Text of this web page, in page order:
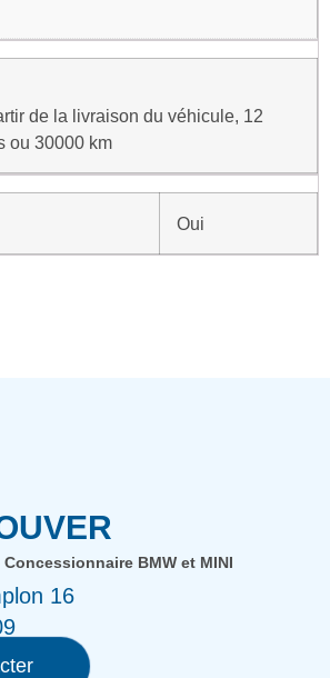
de la livraison du véhicule, 12
ou 30000 km
Oui
BMW et MINI
16